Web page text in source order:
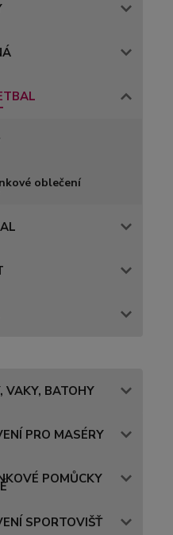
oblečení
VAKY, BATOHY
PRO MASÉRY
POMŮCKY
SPORTOVIŠŤ